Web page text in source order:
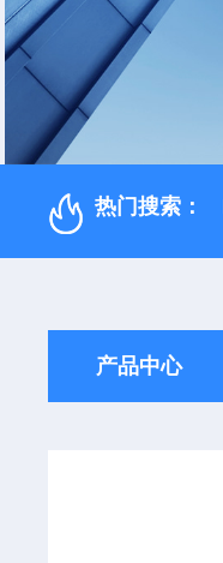
热门搜索：
产品中心